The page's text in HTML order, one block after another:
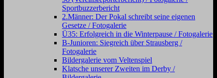
Sportbuzzerbericht
2.Männer: Der Pokal schreibt seine eigenen
Gesetze / Fotogalerie
Ü35: Erfolgreich in die Winterpause / Fotogalerie
B-Junioren: Siegreich über Strausberg /
Fotogalerie
Bildergalerie vom Veltenspiel
Klatsche unserer Zweiten im Derby /